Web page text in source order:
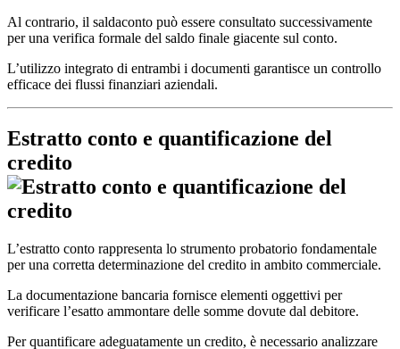
Al contrario, il saldaconto può essere consultato successivamente
per una verifica formale del saldo finale giacente sul conto.
L’utilizzo integrato di entrambi i documenti garantisce un controllo
efficace dei flussi finanziari aziendali.
Estratto conto e quantificazione del
credito
L’estratto conto rappresenta lo strumento probatorio fondamentale
per una corretta determinazione del credito in ambito commerciale.
La documentazione bancaria fornisce elementi oggettivi per
verificare l’esatto ammontare delle somme dovute dal debitore.
Per quantificare adeguatamente un credito, è necessario analizzare